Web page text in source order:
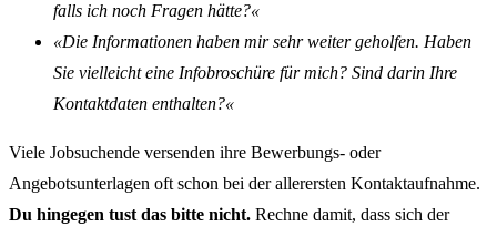
falls ich noch Fragen hätte?«
«Die Informationen haben mir sehr weiter geholfen. Haben
Sie vielleicht eine Infobroschüre für mich? Sind darin Ihre
Kontaktdaten enthalten?«
Viele Jobsuchende versenden ihre Bewerbungs- oder
Angebotsunterlagen oft schon bei der allerersten Kontaktaufnahme.
Du hingegen tust das bitte nicht. Rechne damit, dass sich der